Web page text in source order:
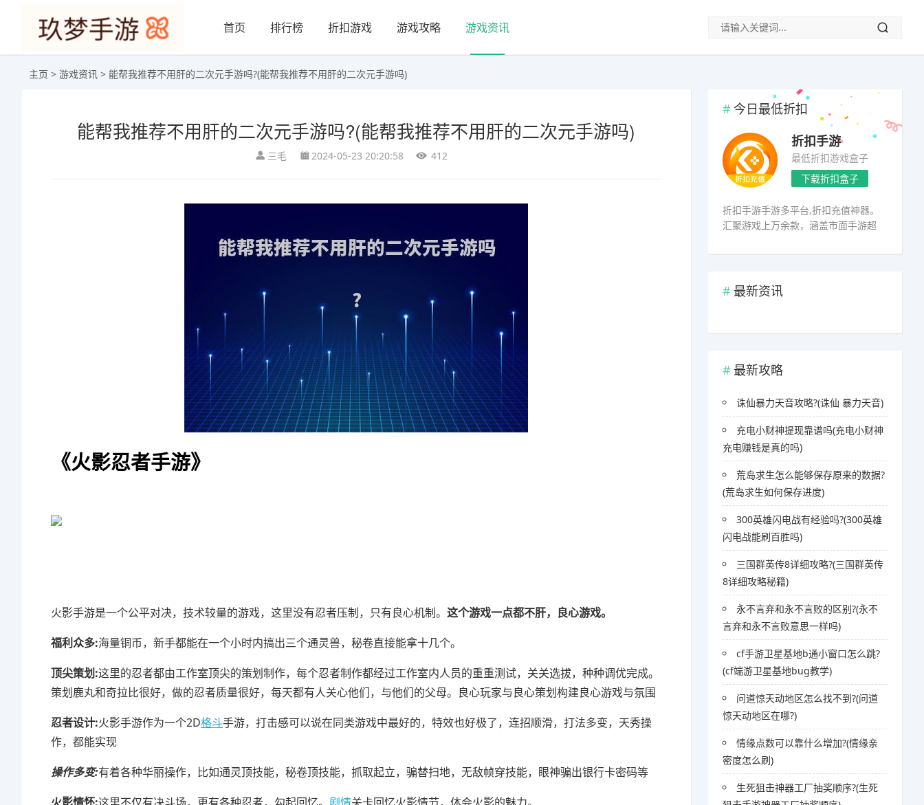
首页 排行榜 折扣游戏 游戏攻略 游戏资讯
主页 > 游戏资讯 > 能帮我推荐不用肝的二次元手游吗?(能帮我推荐不用肝的二次元手游吗)
能帮我推荐不用肝的二次元手游吗?(能帮我推荐不用肝的二次元手游吗)
三毛 2024-05-23 20:20:58 412
《火影忍者手游》
火影手游是一个公平对决，技术较量的游戏，这里没有忍者压制，只有良心机制。 这个游戏一点都不肝，良心游戏。
福利众多:海量铜币，新手都能在一个小时内搞出三个通灵兽，秘卷直接能拿十几个。
顶尖策划:这里的忍者都由工作室顶尖的策划制作，每个忍者制作都经过工作室内人员的重重测试，关关选拔，种种调优完成。
策划鹿丸和奇拉比很好，做的忍者质量很好，每天都有人关心他们，与他们的父母。良心玩家与良心策划构建良心游戏与氛围
忍者设计:火影手游作为一个2D格斗手游，打击感可以说在同类游戏中最好的，特效也好极了，连招顺滑，打法多变，天秀操
作，都能实现
操作多变:有着各种华丽操作，比如通灵顶技能，秘卷顶技能，抓取起立，骗替扫地，无敌帧穿技能，眼神骗出银行卡密码等
今日最低折扣
折扣手游
最低折扣游戏盒子
下载折扣盒子
折扣手游手游多平台,折扣充值神器。
汇聚游戏上万余款，涵盖市面手游超
最新资讯
最新攻略
诛仙暴力天音攻略?(诛仙 暴力天音)
充电小财神提现靠谱吗(充电小财神
充电赚钱是真的吗)
荒岛求生怎么能够保存原来的数据?
(荒岛求生如何保存进度)
300英雄闪电战有经验吗?(300英雄
闪电战能刷百胜吗)
三国群英传8详细攻略?(三国群英传
8详细攻略秘籍)
永不言弃和永不言败的区别?(永不
言弃和永不言败意思一样吗)
cf手游卫星基地b通小窗口怎么跳?
(cf端游卫星基地bug教学)
问道惊天动地区怎么找不到?(问道
惊天动地区在哪?)
情缘点数可以靠什么增加?(情缘亲
密度怎么刷)
生死狙击神器工厂抽奖顺序?(生死